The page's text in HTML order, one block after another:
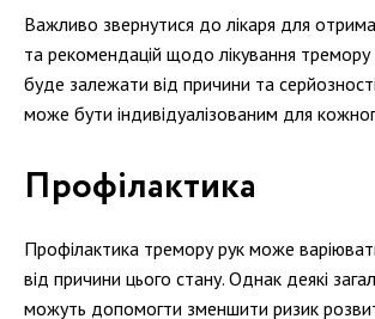
Важливо звернутися до лікаря для
та рекомендацій щодо лікування тремору
буде залежати від причини та
може бути індивідуалізованим для
Профілактика
Профілактика тремору рук може
від причини цього стану. Однак деякі
можуть допомогти зменшити ризик